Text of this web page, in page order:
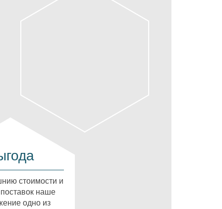
стоимости и
наше
одно из